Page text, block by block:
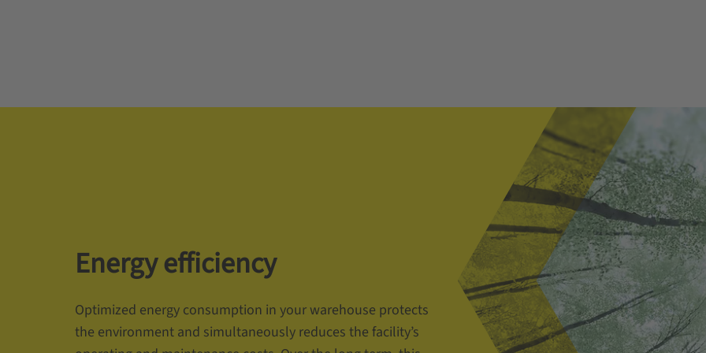
Energy efficiency
Optimized energy consumption in your warehouse protects
the environment and simultaneously reduces the facility’s